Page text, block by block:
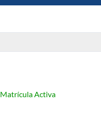
Matrícula Activa